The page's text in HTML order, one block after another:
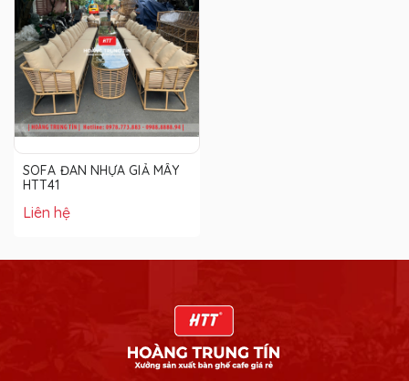
SOFA ĐAN NHỰA GIẢ MÂY
HTT41
Liên hệ